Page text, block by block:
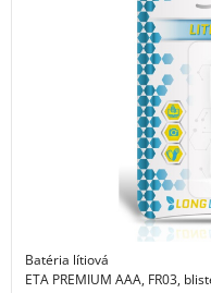
Batéria lítiová
ETA PREMIUM AAA, FR03,